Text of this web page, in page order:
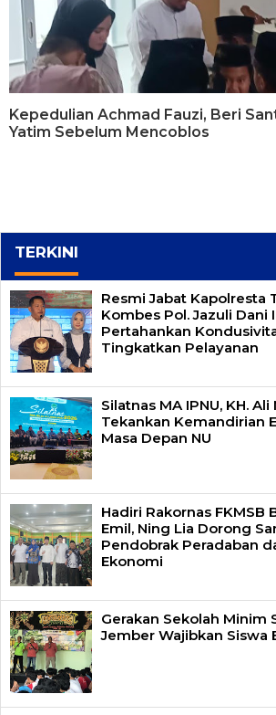
Kepedulian Achmad Fauzi, Beri
Yatim Sebelum Mencoblos
TERKINI
Resmi Jabat Kapolresta
Kombes Pol. Jazuli Dani
Pertahankan
Tingkatkan Pelayanan
Silatnas MA IPNU, KH.
Tekankan Kemandirian
Masa Depan NU
Hadiri Rakornas FKMSB
Emil, Ning Lia Dorong
Pendobrak Peradaban
Ekonomi
Gerakan Sekolah Minim
Jember Wajibkan Siswa